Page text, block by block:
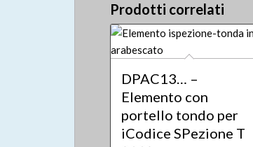
Prodotti correlati
DPAC13… –
Elemento con
portello tondo per
iCodice SPezione T